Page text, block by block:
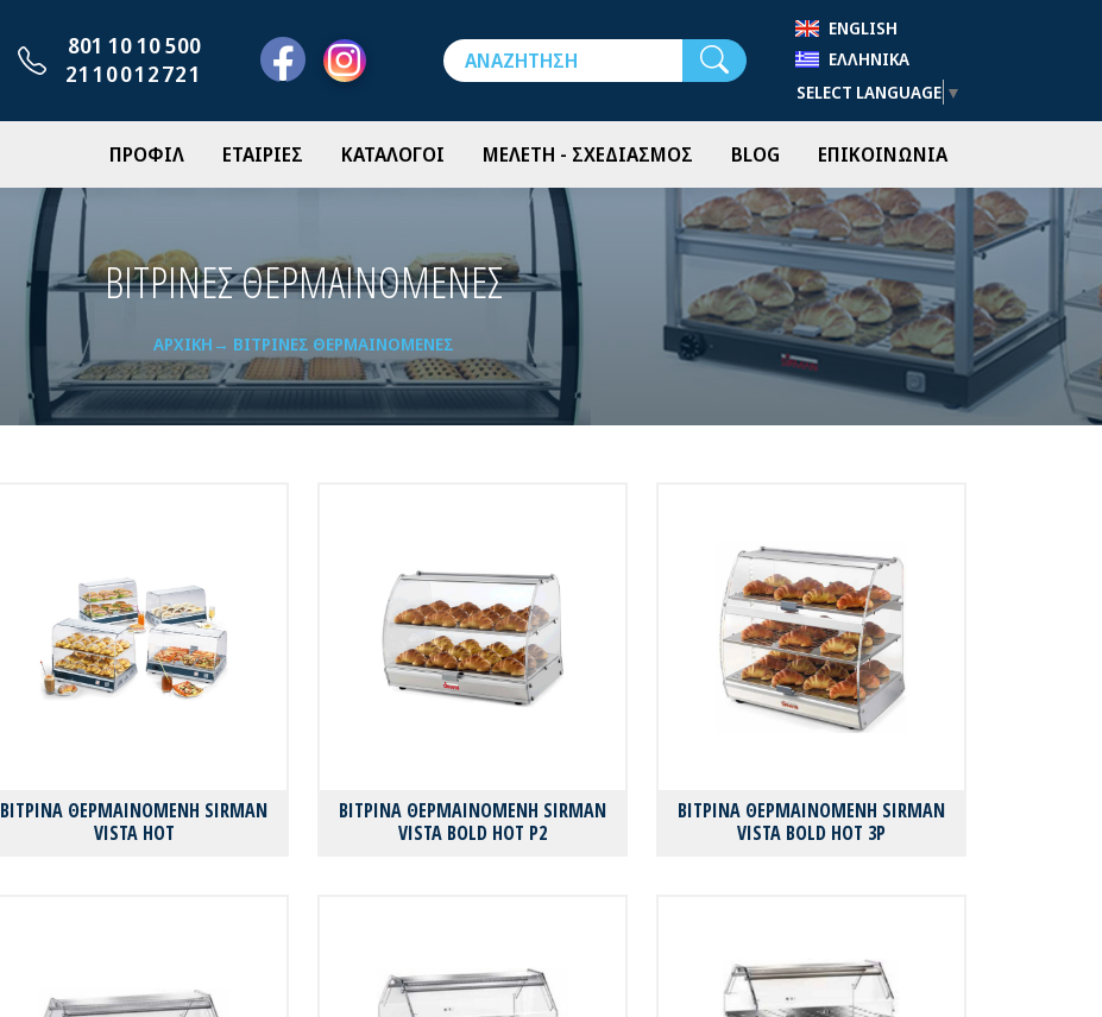
801 10 10 500
2110012721
ENGLISH
ΕΛΛΗΝΙΚΆ
SELECT LANGUAGE ▼
ΠΡΟΦΙΛ ΕΤΑΙΡΙΕΣ ΚΑΤΑΛΟΓΟΙ ΜΕΛΕΤΗ - ΣΧΕΔΙΑΣΜΟΣ BLOG ΕΠΙΚΟΙΝΩΝΙΑ
ΒΙΤΡΙΝΕΣ ΘΕΡΜΑΙΝΟΜΕΝΕΣ
ΑΡΧΙΚΉ ΒΙΤΡΙΝΕΣ ΘΕΡΜΑΙΝΟΜΕΝΕΣ
ΒΙΤΡΙΝΑ ΘΕΡΜΑΙΝΟΜΕΝΗ SIRMAN
VISTA HOT
ΒΙΤΡΙΝΑ ΘΕΡΜΑΙΝΟΜΕΝΗ SIRMAN
VISTA BOLD HOT P2
ΒΙΤΡΙΝΑ ΘΕΡΜΑΙΝΟΜΕΝΗ SIRMAN
VISTA BOLD HOT 3P